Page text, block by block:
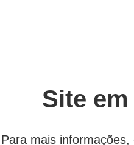
Site
Para mais